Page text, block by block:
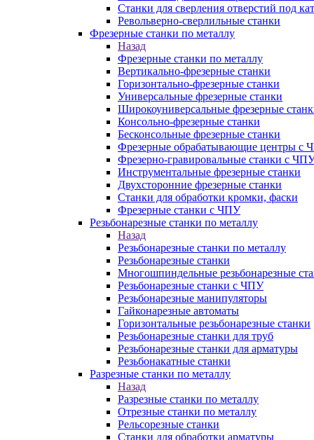
Станки для сверления отверстий под
Револьверно-сверлильные станки
Фрезерные станки по металлу
Назад
Фрезерные станки по металлу
Вертикально-фрезерные станки
Горизонтально-фрезерные станки
Универсальные фрезерные станки
Широкоуниверсальные фрезерные
Консольно-фрезерные станки
Бесконсольные фрезерные станки
Фрезерные обрабатывающие центры с
Фрезерно-гравировальные станки с
Инструментальные фрезерные станки
Двухсторонние фрезерные станки
Станки для обработки кромки, фаски
Фрезерные станки с ЧПУ
Резьбонарезные станки по металлу
Назад
Резьбонарезные станки по металлу
Резьбонарезные станки
Многошпиндельные резьбонарезные
Резьбонарезные станки с ЧПУ
Резьбонарезные манипуляторы
Гайконарезные автоматы
Горизонтальные резьбонарезные станки
Резьбонарезные станки для труб
Резьбонарезные станки для арматуры
Резьбонакатные станки
Разрезные станки по металлу
Назад
Разрезные станки по металлу
Отрезные станки по металлу
Рельсорезные станки
Станки для обработки арматуры